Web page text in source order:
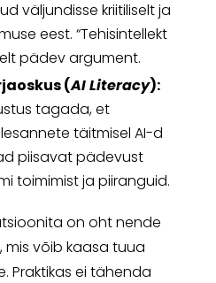
väljundisse kriitiliselt ja
eest. “Tehisintellekt
pädev argument.
(AI Literacy):
tagada, et
täitmisel AI-d
piisavat pädevust
toimimist ja piiranguid.
on oht nende
võib kaasa tuua
Praktikas ei tähenda